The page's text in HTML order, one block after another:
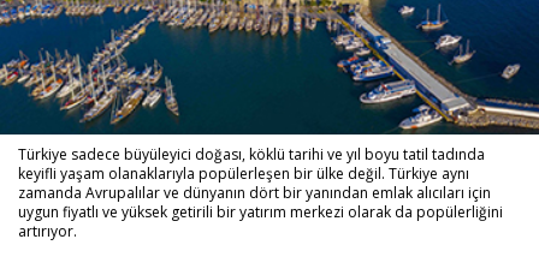
Türkiye sadece büyüleyici doğası, köklü tarihi ve yıl boyu tatil tadında
keyifli yaşam olanaklarıyla popülerleşen bir ülke değil. Türkiye aynı
zamanda Avrupalılar ve dünyanın dört bir yanından emlak alıcıları için
uygun fiyatlı ve yüksek getirili bir yatırım merkezi olarak da popülerliğini
artırıyor.